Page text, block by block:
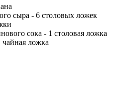
сыра - 6 столовых ложек
сока - 1 столовая ложка
ложка